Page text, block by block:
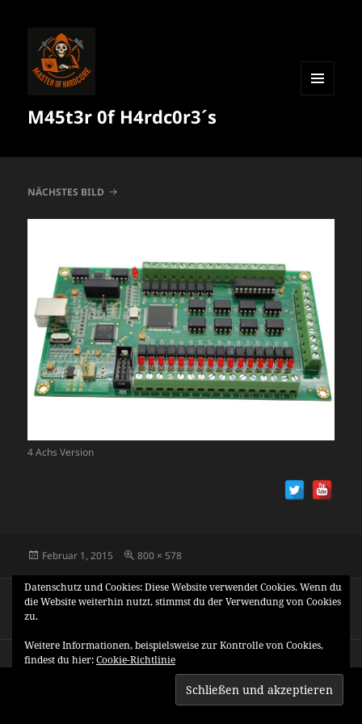
M45t3r 0f H4rdc0r3´s
NÄCHSTES BILD
4 Achs Version
Veröffentlicht
Februar 1, 2015 Originalgröße
800 × 578
Beitragsnavigation
VERÖFFENTLICHT IN
Steuerkarte AKZ250 mit 2. Poti ausrüsten
Datenschutz und Cookies: Diese Website verwendet Cookies. Wenn du
die Website weiterhin nutzt, stimmst du der Verwendung von Cookies
zu.
Weitere Informationen, beispielsweise zur Kontrolle von Cookies,
findest du hier:Cookie-Richtlinie